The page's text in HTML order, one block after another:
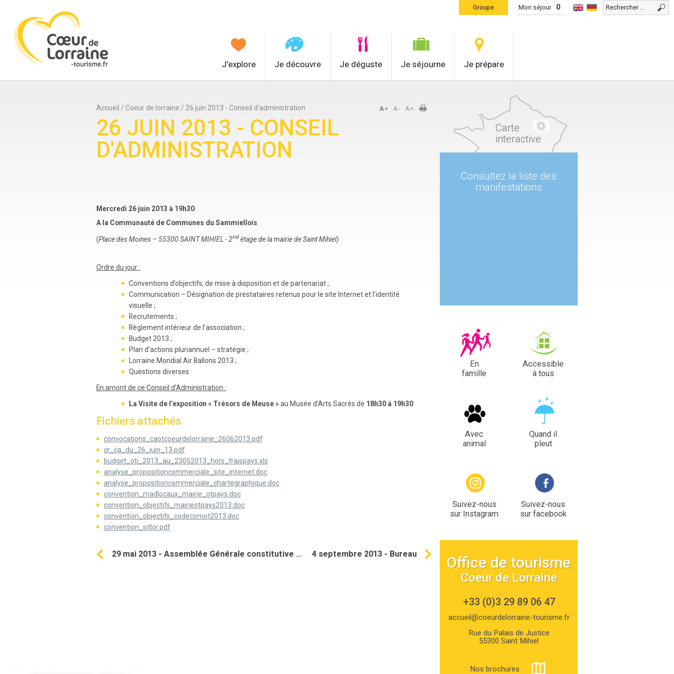
Mon séjour 0
Groupe
J'explore Je découvre Je déguste Je séjourne Je prépare
Accueil / Coeur de lorraine / 26 juin 2013 - Conseil d'administration
26 JUIN 2013 - CONSEIL
D'ADMINISTRATION
Mercredi 26 juin 2013 à 19h30
A la Communauté de Communes du Sammiellois
(Place des Moines – 55300 SAINT MIHIEL - 2nd étage de la mairie de Saint Mihiel)
Ordre du jour :
Conventions d’objectifs, de mise à disposition et de partenariat ;
Communication – Désignation de prestataires retenus pour le site Internet et l’identité
visuelle ;
Recrutements ;
Règlement intérieur de l’association ;
Budget 2013 ;
Plan d’actions pluriannuel – stratégie ;
Lorraine Mondial Air Ballons 2013 ;
Questions diverses.
En amont de ce Conseil d’Administration :
La Visite de l’exposition « Trésors de Meuse »au Musée d’Arts Sacrés de 18h30 à 19h30
Fichiers attachés
convocations_caotcoeurdelorraine_26062013.pdf
cr_ca_du_26_juin_13.pdf
budget_oti_2013_au_23052013_hors_fraispays.xls
analyse_propositioncommerciale_site_internet.doc
analyse_propositioncommerciale_chartegraphique.doc
convention_madlocaux_mairie_otpays.doc
convention_objectifs_mairieotpays2013.doc
convention_objectifs_codecomot2013.doc
convention_sitlor.pdf
29 mai 2013 - Assemblée Générale constitutive ... 4 septembre 2013 - Bureau
Carte
interactive
Consultez la liste des
manifestations
En
famille
Accessible
à tous
Avec
animal
Quand il
pleut
Suivez-nous
sur Instagram
Suivez-nous
sur facebook
Office de tourisme
Coeur de Lorraine
+33 (0)3 29 89 06 47
accueil@coeurdelorraine-tourisme.fr
Rue du Palais de Justice
55300 Saint Mihiel
Nos brochures